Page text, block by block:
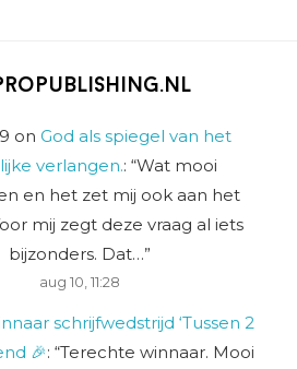
on God als spiegel van het
verlangen.: “Wat mooi
en het zet mij ook aan het
mij zegt deze vraag al iets
bijzonders. Dat…”
aug 10, 11:28
schrijfwedstrijd ‘Tussen 2
🎉: “Terechte winnaar. Mooi